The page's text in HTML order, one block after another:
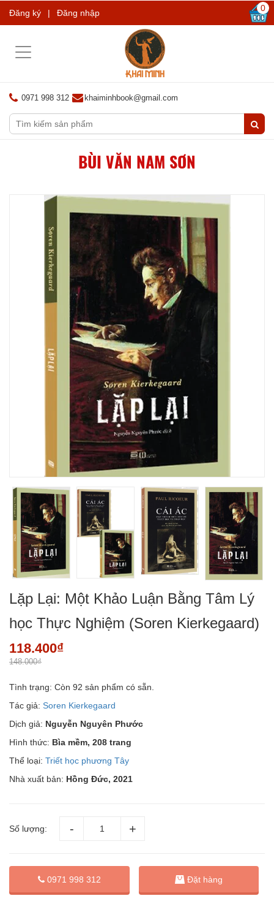
Đăng ký | Đăng nhập 0
Toggle
0971 998 312 khaiminhbook@gmail.com
BÙI VĂN NAM SƠN
Lặp Lại: Một Khảo Luận Bằng Tâm Lý
học Thực Nghiệm (Soren Kierkegaard)
118.400₫
148.000₫
Tình trạng: Còn 92 sản phẩm có sẵn.
Tác giả: Soren Kierkegaard
Dịch giả: Nguyễn Nguyên Phước
Hình thức: Bìa mềm, 208 trang
Thể loại: Triết học phương Tây
Nhà xuất bản: Hồng Đức, 2021
Số lượng:
0971 998 312 Đặt hàng